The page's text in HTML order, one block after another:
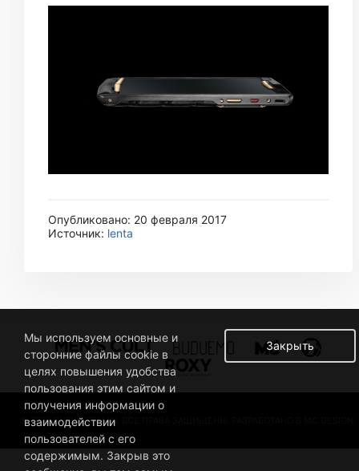
Опубликовано: 20 февраля 2017
Источник: lenta
© 2019 BUSINESSMAN. ВСЕ ПРАВА ЗАЩИЩЕНЫ. РАЗРАБОТАНО В MC DESIGN.
Закрыть
Мы используем основные и
сторонние файлы cookie в
целях повышения удобства
пользования этим сайтом и
получения информации о
взаимодействии
пользователей с его
содержимым. Закрыв это